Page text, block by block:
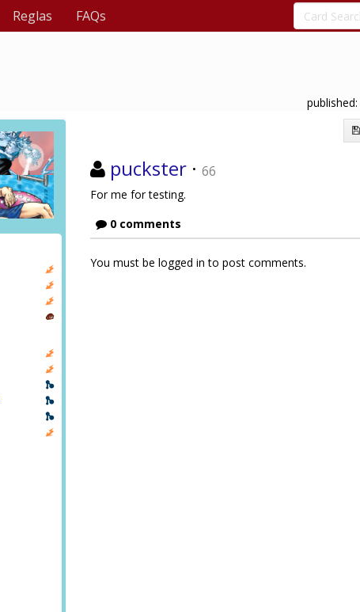
Reglas FAQs
published:
puckster · 66
For me for testing.
0 comments
You must be logged in to post comments.